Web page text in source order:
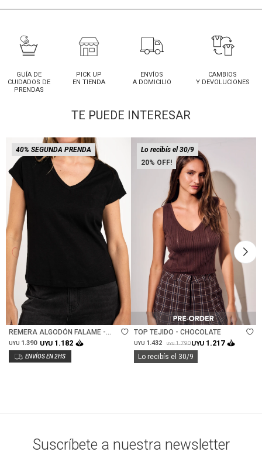
GUÍA DE
CUIDADOS DE
PRENDAS
PICK UP
EN TIENDA
ENVÍOS
A DOMICILIO
CAMBIOS
Y DEVOLUCIONES
TE PUEDE INTERESAR
40% SEGUNDA PRENDA
Talle
REMERA ALGODÓN FALAME -
NEGRO
UYU 1.390 UYU 1.182
20
Lo recibís el 30/9
Talle
TOP TEJIDO - CHOCOLATE
UYU 1.432 UYU 1.790UYU 1.217
Lo recibís el 30/9
Suscríbete a nuestra newsletter